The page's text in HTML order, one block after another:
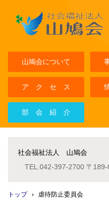
社会福祉法人 山鳩会
TEL. 042-397-2700 〒
山鳩会について
ア ク セ ス
部 会 紹 介
トップ › 虐待防止委員会